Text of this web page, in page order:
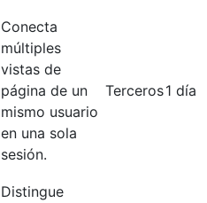
Conecta
múltiples
vistas de
página de un
mismo usuario
en una sola
sesión.
Terceros1 día
Distingue